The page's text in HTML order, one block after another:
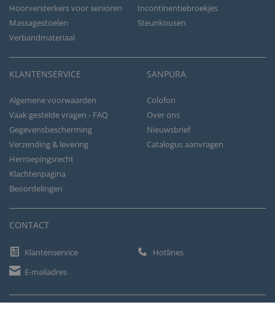
Hoorversterkers voor senioren
Incontinentiebroekjes
Massagestoelen
Steunkousen
Verbandmateriaal
KLANTENSERVICE
Algemene voorwaarden
Vaak gestelde vragen - FAQ
Gegevensbescherming
Verzending & levering
Herroepingsrecht
Klachtenpagina
Beoordelingen
SANPURA
Colofon
Over ons
Nieuwsbrief
Catalogus aanvragen
CONTACT
Klantenservice
Hotlines
E-mailadres